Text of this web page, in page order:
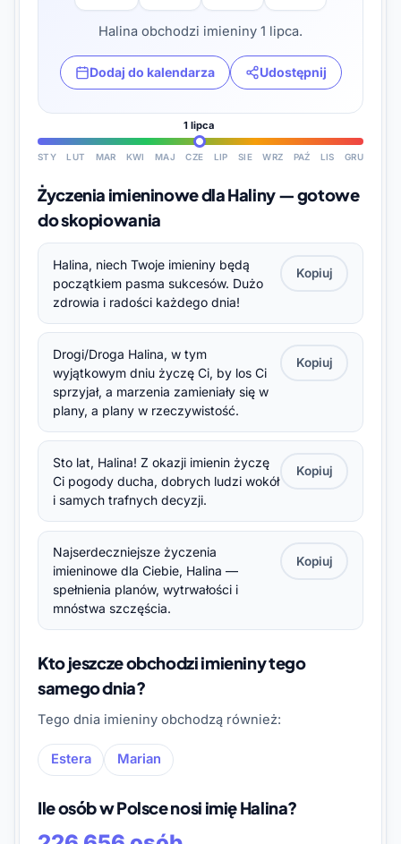
Halina obchodzi imieniny 1 lipca.
Dodaj do kalendarza Udostępnij
1 lipca
STY LUT MAR KWI MAJ CZE LIP SIE WRZ PAŹ LIS GRU
Życzenia imieninowe dla Haliny — gotowe
do skopiowania
Halina, niech Twoje imieniny będą
początkiem pasma sukcesów. Dużo
zdrowia i radości każdego dnia!
Kopiuj
Drogi/Droga Halina, w tym
wyjątkowym dniu życzę Ci, by los Ci
sprzyjał, a marzenia zamieniały się w
plany, a plany w rzeczywistość.
Kopiuj
Sto lat, Halina! Z okazji imienin życzę
Ci pogody ducha, dobrych ludzi wokół
i samych trafnych decyzji.
Kopiuj
Najserdeczniejsze życzenia
imieninowe dla Ciebie, Halina —
spełnienia planów, wytrwałości i
mnóstwa szczęścia.
Kopiuj
Kto jeszcze obchodzi imieniny tego
samego dnia?
Tego dnia imieniny obchodzą również:
Estera Marian
Ile osób w Polsce nosi imię Halina?